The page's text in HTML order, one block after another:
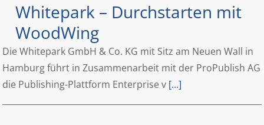
Whitepark – Durchstarten mit
WoodWing
Die Whitepark GmbH & Co. KG mit Sitz am Neuen Wall in
Hamburg führt in Zusammenarbeit mit der ProPublish AG
die Publishing-Plattform Enterprise v [...]